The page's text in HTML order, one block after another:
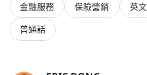
金融服務 保險營銷 英文
普通話